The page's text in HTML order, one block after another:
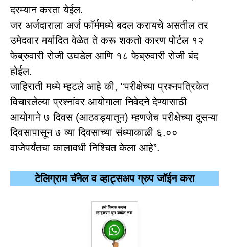
दरम्यान करता येईल.
जर अर्जदाराला अर्ज फॉर्ममध्ये बदल करायचे असतील तर
उमेदवार मर्यादित वेळेत ते करू शकतो कारण पोर्टल १२
फेब्रुवारी रोजी उघडेल आणि १८ फेब्रुवारी रोजी बंद
होईल.
जाहिराती मध्ये म्हटले आहे की, “परीक्षेच्या प्रश्नपत्रिकेत
विचारलेल्या प्रश्नांवर आयोगाला निवेदने देण्यासाठी
आयोगाने ७ दिवस (आठवड्यातून) म्हणजेच परीक्षेच्या दुसऱ्या
दिवसापासून ७ व्या दिवसाच्या संध्याकाळी ६.००
वाजेपर्यंतचा कालावधी निश्चित केला आहे”.
टेलिग्राम चॅनेल व व्हाट्सअप ग्रुप जॉईन करा